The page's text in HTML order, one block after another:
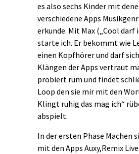
es also sechs Kinder mit
verschiedene Apps
erkunde. Mit Max („Cool darf
starte ich. Er bekommt wie
einen Kopfhörer und darf
Klängen der Apps vertraut
probiert rum und findet
Loop den sie mir mit den
Klingt ruhig das mag ich“
abspielt.
In der ersten Phase Machen
mit den Apps Auxy,Remix